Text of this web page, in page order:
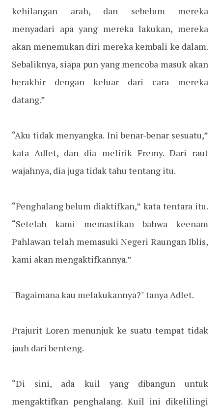
kehilangan arah, dan sebelum mereka
menyadari apa yang mereka lakukan, mereka
akan menemukan diri mereka kembali ke dalam.
Sebaliknya, siapa pun yang mencoba masuk akan
berakhir dengan keluar dari cara mereka
datang.”
“Aku tidak menyangka. Ini benar-benar sesuatu,”
kata Adlet, dan dia melirik Fremy. Dari raut
wajahnya, dia juga tidak tahu tentang itu.
“Penghalang belum diaktifkan,” kata tentara itu.
“Setelah kami memastikan bahwa keenam
Pahlawan telah memasuki Negeri Raungan Iblis,
kami akan mengaktifkannya.”
"Bagaimana kau melakukannya?" tanya Adlet.
Prajurit Loren menunjuk ke suatu tempat tidak
jauh dari benteng.
“Di sini, ada kuil yang dibangun untuk
mengaktifkan penghalang. Kuil ini dikelilingi